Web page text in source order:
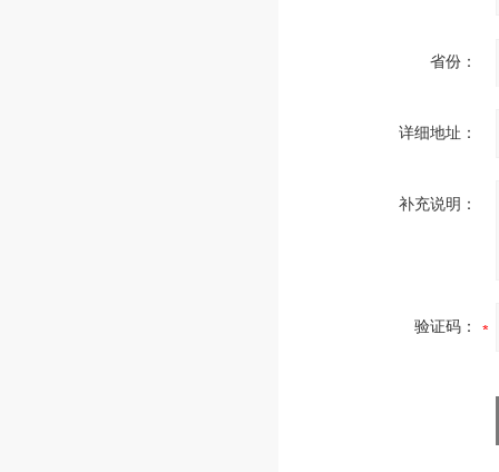
省份：
详细地址：
补充说明：
验证码：